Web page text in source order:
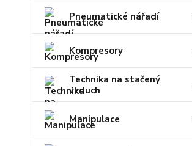
Pneumatické nářadí
Kompresory
Technika na stačený
vzduch
Manipulace